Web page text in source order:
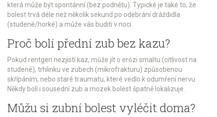
která může být spontánní (bez podnětu). Typické je také to, že
bolest trvá déle než několik sekund po odebrání dráždidla
(studené/horké) a může vás buditi v noci.
Proč bolí přední zub bez kazu?
Pokud rentgen nezjistí kaz, může jít o erózi smaltu (citlivost na
studené), trhlinku ve zubech (mikrofrakturu) způsobenou
skřípáním, nebo staré traumatu, které vedlo k odumření nervu.
Někdy bolí i sousední zub a mozek bolest špatně lokalizuje.
Můžu si zubní bolest vyléčit doma?